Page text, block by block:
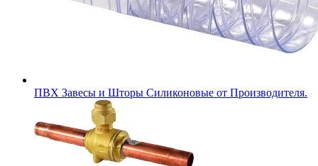
ПВХ Завесы и Шторы Силиконовые от Производителя.